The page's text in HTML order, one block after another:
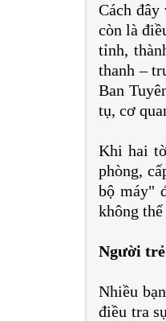
Cách đây
còn là
tỉnh,
thanh –
Ban
tụ, cơ
Khi hai
phòng,
bộ máy"
không
Người trẻ
Nhiều
điều tra